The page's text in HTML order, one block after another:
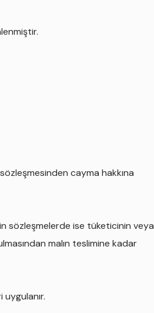
cayma hakkına
sözleşmelerde ise tüketicinin veya
malın teslimine kadar